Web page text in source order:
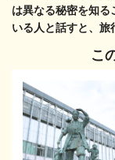
は異なる秘密を知る
いる人と話すと、旅
こ